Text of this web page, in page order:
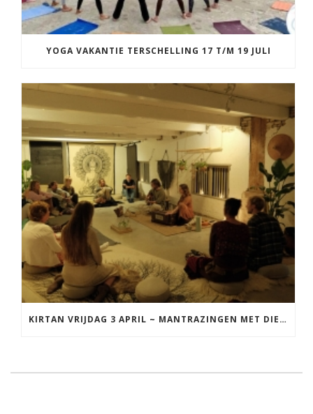
YOGA VAKANTIE TERSCHELLING 17 T/M 19 JULI
KIRTAN VRIJDAG 3 APRIL ~ MANTRAZINGEN MET DIEDERICK IN LEEUWARDEN